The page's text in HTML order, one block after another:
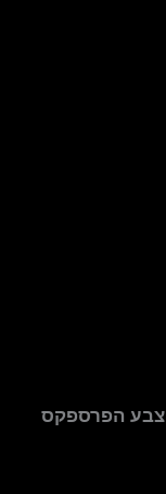
צבע הפרספקס